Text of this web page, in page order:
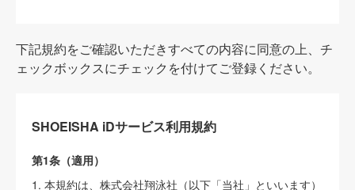
下記規約をご確認いただきすべての内容に同意の上、チ
ェックボックスにチェックを付けてご登録ください。
SHOEISHA iDサービス利用規約
第1条（適用）
1. 本規約は、株式会社翔泳社（以下「当社」といいます）